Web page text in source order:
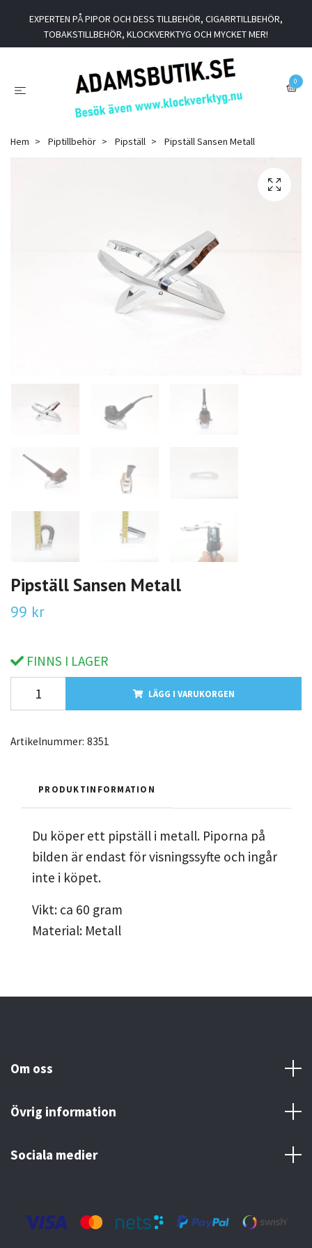
EXPERTEN PÅ PIPOR OCH DESS TILLBEHÖR, CIGARRTILLBEHÖR,
TOBAKSTILLBEHÖR, KLOCKVERKTYG OCH MYCKET MER!
0
Hem Piptillbehör Pipställ Pipställ Sansen Metall
Pipställ Sansen Metall
99 kr
FINNS I LAGER
LÄGG I VARUKORGEN
Artikelnummer: 8351
PRODUKTINFORMATION
Du köper ett pipställ i metall. Piporna på
bilden är endast för visningssyfte och ingår
inte i köpet.
Vikt: ca 60 gram
Material: Metall
Om oss
Övrig information
Sociala medier